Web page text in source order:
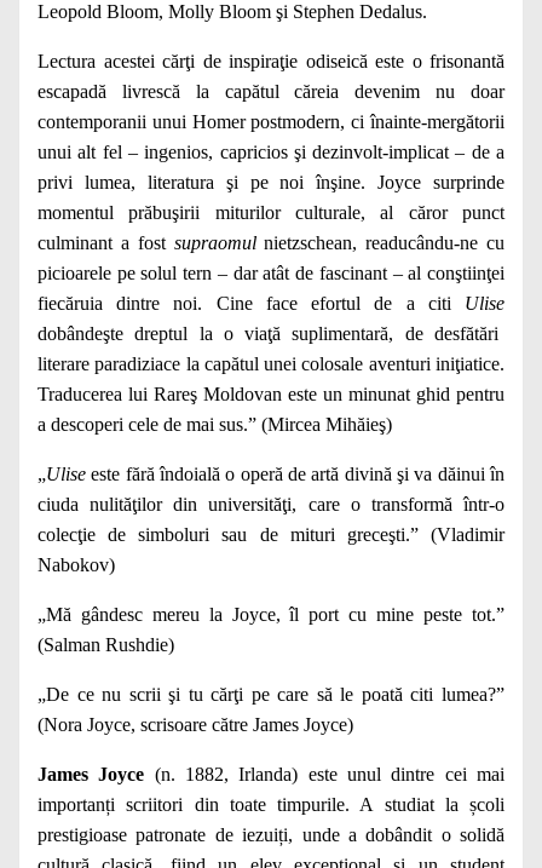
Leopold Bloom, Molly Bloom şi Stephen Dedalus.
Lectura acestei cărţi de inspiraţie odiseică este o frisonantă
escapadă livrescă la capătul căreia devenim nu doar
contemporanii unui Homer postmodern, ci înainte-mergătorii
unui alt fel – ingenios, capricios şi dezinvolt-implicat – de a
privi lumea, literatura şi pe noi înşine. Joyce surprinde
momentul prăbuşirii miturilor culturale, al căror punct
culminant a fost supraomulnietzschean, readucându-ne cu
picioarele pe solul tern – dar atât de fascinant – al conştiinţei
fiecăruia dintre noi. Cine face efortul de a citi Ulise
dobândeşte dreptul la o viaţă suplimentară, de desfătări
literare paradiziace la capătul unei colosale aventuri iniţiatice.
Traducerea lui Rareş Moldovan este un minunat ghid pentru
a descoperi cele de mai sus.” (Mircea Mihăieş)
„Ulise este fără îndoială o operă de artă divină şi va dăinui în
ciuda nulităţilor din universităţi, care o transformă într-o
colecţie de simboluri sau de mituri greceşti.” (Vladimir
Nabokov)
„Mă gândesc mereu la Joyce, îl port cu mine peste tot.”
(Salman Rushdie)
„De ce nu scrii şi tu cărţi pe care să le poată citi lumea?”
(Nora Joyce, scrisoare către James Joyce)
James Joyce (n. 1882, Irlanda) este unul dintre cei mai
importanți scriitori din toate timpurile. A studiat la școli
prestigioase patronate de iezuiți, unde a dobândit o solidă